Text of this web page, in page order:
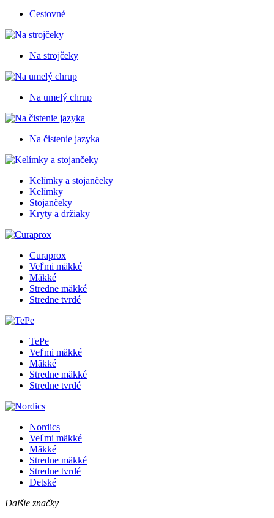
Cestovné
Na strojčeky
Na umelý chrup
Na čistenie jazyka
Kelímky a stojančeky
Kelímky
Stojančeky
Kryty a držiaky
Curaprox
Veľmi mäkké
Mäkké
Stredne mäkké
Stredne tvrdé
TePe
Veľmi mäkké
Mäkké
Stredne mäkké
Stredne tvrdé
Nordics
Veľmi mäkké
Mäkké
Stredne mäkké
Stredne tvrdé
Detské
Dalšie značky